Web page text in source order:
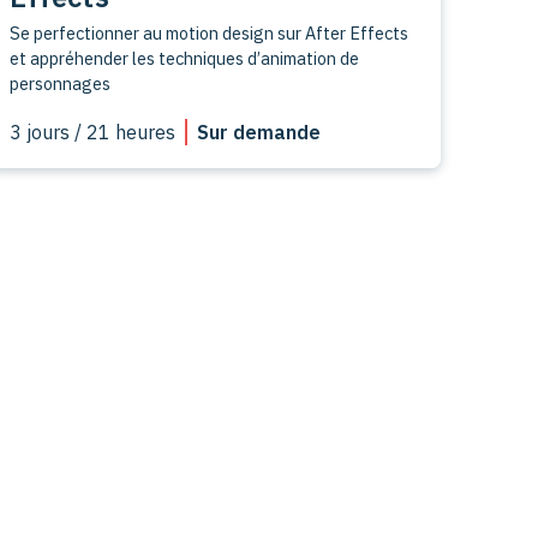
Se perfectionner au motion design sur After Effects
et appréhender les techniques d’animation de
personnages
3 jours / 21 heures Sur demande